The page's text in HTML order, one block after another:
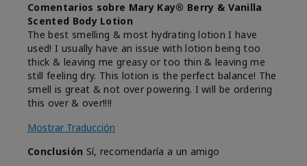
Comentarios sobre Mary Kay® Berry & Vanilla
Scented Body Lotion
The best smelling & most hydrating lotion I have
used! I usually have an issue with lotion being too
thick & leaving me greasy or too thin & leaving me
still feeling dry. This lotion is the perfect balance! The
smell is great & not over powering. I will be ordering
this over & over!!!!
Mostrar Traducción
Conclusión Sí, recomendaría a un amigo